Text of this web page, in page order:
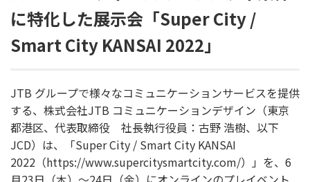
に特化した展示会「Super City /
Smart City KANSAI 2022」
JTB グループで様々なコミュニケーションサービスを提供
する、株式会社JTB コミュニケーションデザイン（東京
都港区、代表取締役 社長執行役員：古野 浩樹、以下
JCD）は、「Super City / Smart City KANSAI
2022（https://www.supercitysmartcity.com/）」を、6